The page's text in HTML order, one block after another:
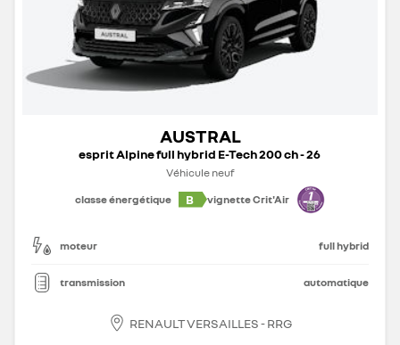
AUSTRAL
esprit Alpine full hybrid E-Tech 200 ch - 26
Véhicule neuf
classe énergétique
B vignette Crit'Air
moteur full hybrid
transmission automatique
RENAULT VERSAILLES - RRG